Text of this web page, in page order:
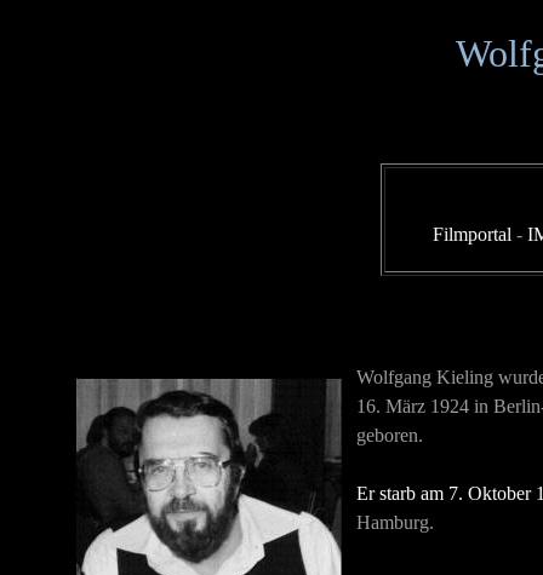
Filmportal -
Wolfgang Kieling
16. März 1924 in
geboren.
Er starb am 7. Oktober
Hamburg.